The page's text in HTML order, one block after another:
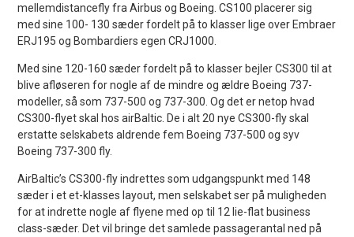
mellemdistancefly fra Airbus og Boeing. CS100 placerer sig
med sine 100- 130 sæder fordelt på to klasser lige over Embraer
ERJ195 og Bombardiers egen CRJ1000.
Med sine 120-160 sæder fordelt på to klasser bejler CS300 til at
blive afløseren for nogle af de mindre og ældre Boeing 737-
modeller, så som 737-500 og 737-300. Og det er netop hvad
CS300-flyet skal hos airBaltic. De i alt 20 nye CS300-fly skal
erstatte selskabets aldrende fem Boeing 737-500 og syv
Boeing 737-300 fly.
AirBaltic’s CS300-fly indrettes som udgangspunkt med 148
sæder i et et-klasses layout, men selskabet ser på muligheden
for at indrette nogle af flyene med op til 12 lie-flat business
class-sæder. Det vil bringe det samlede passagerantal ned på